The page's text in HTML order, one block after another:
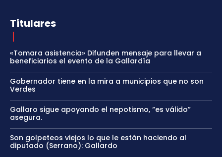
Titulares
«Tomara asistencia» Difunden mensaje para llevar a
beneficiarios el evento de la Gallardía
Gobernador tiene en la mira a municipios que no son
Verdes
Gallaro sigue apoyando el nepotismo, “es válido”
asegura.
Son golpeteos viejos lo que le están haciendo al
diputado (Serrano): Gallardo